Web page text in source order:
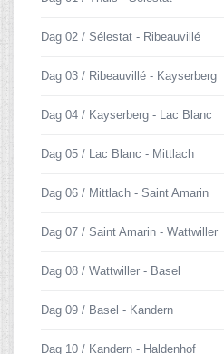
Dag 02 / Sélestat - Ribeauvillé
Dag 03 / Ribeauvillé - Kayserberg
Dag 04 / Kayserberg - Lac Blanc
Dag 05 / Lac Blanc - Mittlach
Dag 06 / Mittlach - Saint Amarin
Dag 07 / Saint Amarin - Wattwiller
Dag 08 / Wattwiller - Basel
Dag 09 / Basel - Kandern
Dag 10 / Kandern - Haldenhof